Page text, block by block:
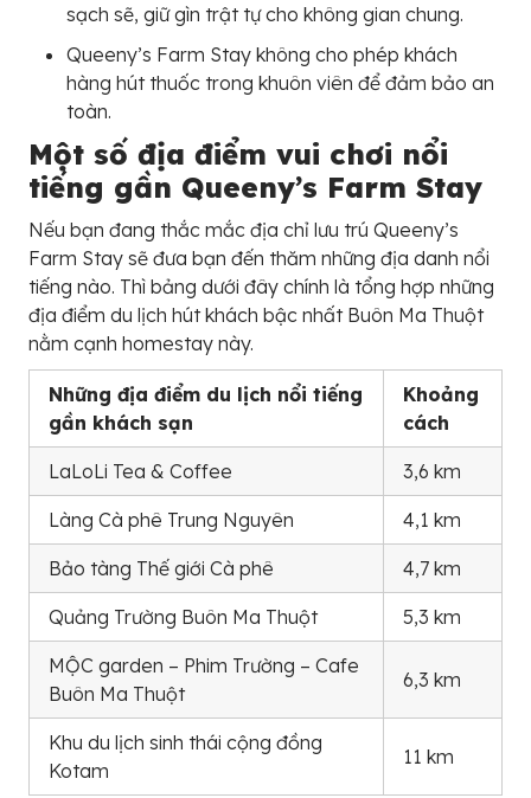
sạch sẽ, giữ gìn trật tự cho không gian chung.
Queeny’s Farm Stay không cho phép khách
hàng hút thuốc trong khuôn viên để đảm bảo an
toàn.
Một số địa điểm vui chơi nổi
tiếng gần Queeny’s Farm Stay
Nếu bạn đang thắc mắc địa chỉ lưu trú Queeny’s
Farm Stay sẽ đưa bạn đến thăm những địa danh nổi
tiếng nào. Thì bảng dưới đây chính là tổng hợp những
địa điểm du lịch hút khách bậc nhất Buôn Ma Thuột
nằm cạnh homestay này.
Những địa điểm du lịch nổi tiếng
gần khách sạn
Khoảng
cách
LaLoLi Tea & Coffee 3,6 km
Làng Cà phê Trung Nguyên 4,1 km
Bảo tàng Thế giới Cà phê 4,7 km
Quảng Trường Buôn Ma Thuột 5,3 km
MỘC garden – Phim Trường – Cafe
Buôn Ma Thuột
6,3 km
Khu du lịch sinh thái cộng đồng
Kotam
11 km